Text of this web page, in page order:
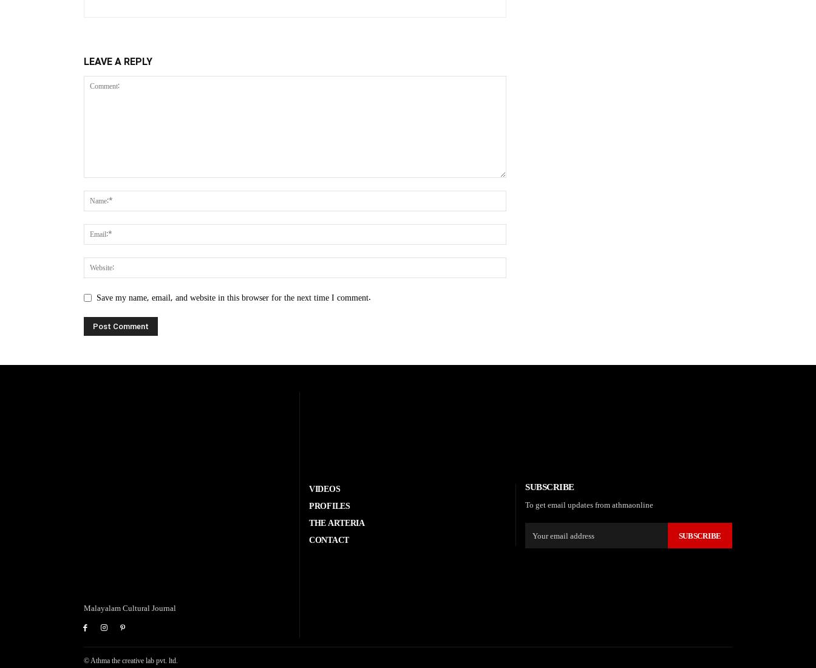
LEAVE A REPLY
Save my name, email, and website in this browser for the next time I comment.
Malayalam Cultural Journal
VIDEOS
PROFILES
THE ARTERIA
CONTACT
SUBSCRIBE
To get email updates from athmaonline
SUBSCRIBE
© Athma the creative lab pvt. ltd.